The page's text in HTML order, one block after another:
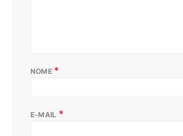
NOME *
E-MAIL *